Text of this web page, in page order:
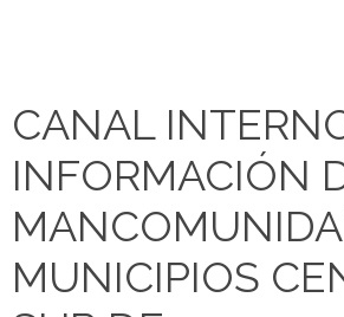
CANAL
INFORMACIÓN
MUNICIPIOS